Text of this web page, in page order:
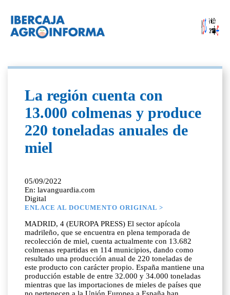
La región cuenta con
13.000 colmenas y produce
220 toneladas anuales de
miel
05/09/2022
En: lavanguardia.com
Digital
ENLACE AL DOCUMENTO ORIGINAL >
MADRID, 4 (EUROPA PRESS) El sector apícola
madrileño, que se encuentra en plena temporada de
recolección de miel, cuenta actualmente con 13.682
colmenas repartidas en 114 municipios, dando como
resultado una producción anual de 220 toneladas de
este producto con carácter propio. España mantiene una
producción estable de entre 32.000 y 34.000 toneladas
mientras que las importaciones de mieles de países que